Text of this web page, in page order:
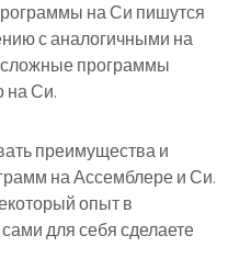
на Си пишутся
с аналогичными на
программы
на Си.
преимущества и
на Ассемблере и Си.
опыт в
для себя сделаете